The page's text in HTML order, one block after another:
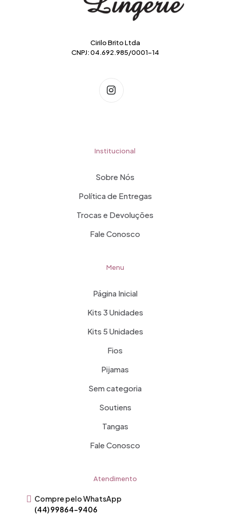
Cirilo Brito Ltda
CNPJ: 04.692.985/0001-14
Institucional
Sobre Nós
Política de Entregas
Trocas e Devoluções
Fale Conosco
Menu
Página Inicial
Kits 3 Unidades
Kits 5 Unidades
Fios
Pijamas
Sem categoria
Soutiens
Tangas
Fale Conosco
Atendimento
Compre pelo WhatsApp
(44) 99864-9406